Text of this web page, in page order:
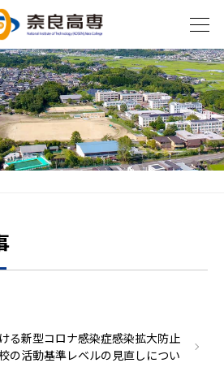
る新型コロナ感染症感染拡大防止
の活動基準レベルの見直しについ